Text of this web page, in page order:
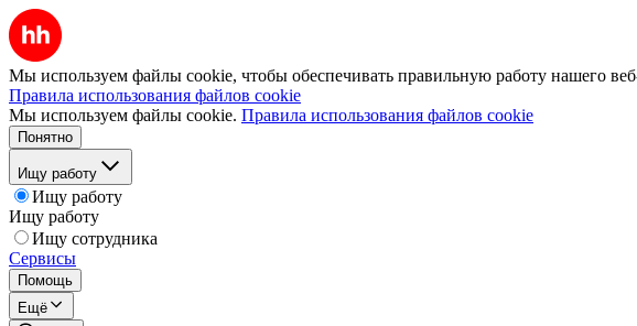
Мы используем файлы cookie, чтобы обеспечивать правильную работу нашего
Правила использования файлов cookie
Мы используем файлы cookie. Правила использования файлов cookie
Понятно
Ищу работу
Ищу работу
Ищу работу
Ищу сотрудника
Сервисы
Помощь
Ещё